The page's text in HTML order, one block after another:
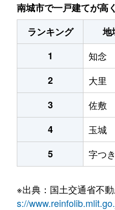
南城市で一戸建てが高
ランキング
地
1
知念
2
大里
3
佐敷
4
玉城
5
字つ
※出典：国土交通省不
s://